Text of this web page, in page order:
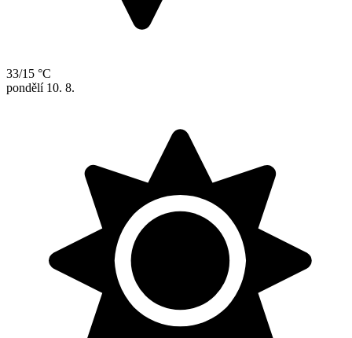
33/15 °C
pondělí 10. 8.